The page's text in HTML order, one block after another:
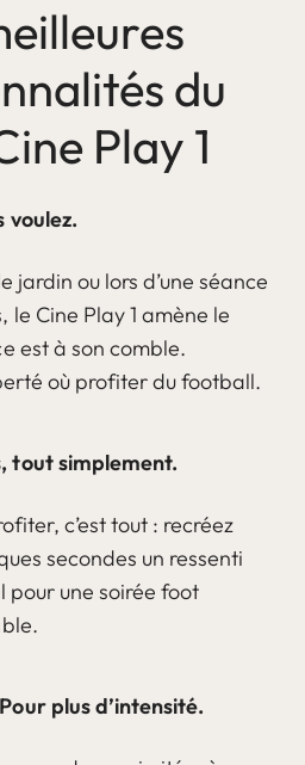
du
Play 1
voulez.
jardin ou lors d’une séance
Cine Play 1 amène le
est à son comble.
où profiter du football.
tout simplement.
c’est tout : recréez
secondes un ressenti
pour une soirée foot
plus d’intensité.